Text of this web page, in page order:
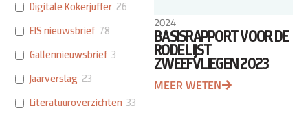
Digitale Kokerjuffer 26
EIS nieuwsbrief 78
Gallennieuwsbrief 3
Jaarverslag 23
Literatuuroverzichten 33
2024
BASISRAPPORT VOOR DE
RODE LIJST
ZWEEFVLIEGEN 2023
MEER WETEN